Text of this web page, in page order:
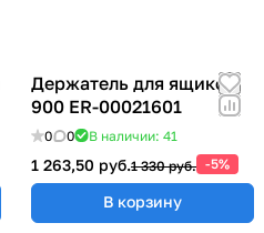
Держатель для ящиков
900 ER-00021601
0 0 В наличии: 41
1 263,50 руб.1 330 руб. -5%
В корзину